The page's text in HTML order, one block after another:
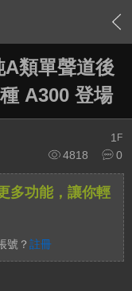
類單聲道後
A300 登場
1 F
4818
0
多功能，讓你輕
號？ 註冊